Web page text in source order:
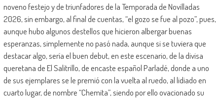
noveno festejo y de triunfadores de la Temporada de Novilladas
2026, sin embargo, al final de cuentas, “el gozo se fue al pozo”, pues,
aunque hubo algunos destellos que hicieron albergar buenas
esperanzas, simplemente no pasó nada, aunque si se tuviera que
destacar algo, sería el buen debut, en este escenario, de la divisa
queretana de El Salitrillo, de encaste español Parladé, donde a uno
de sus ejemplares se le premió con la vuelta al ruedo, al lidiado en
cuarto lugar, de nombre “Chemita”, siendo por ello ovacionado su